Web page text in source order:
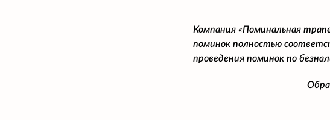
Компания «Поминальная
поминок полностью
проведения поминок по